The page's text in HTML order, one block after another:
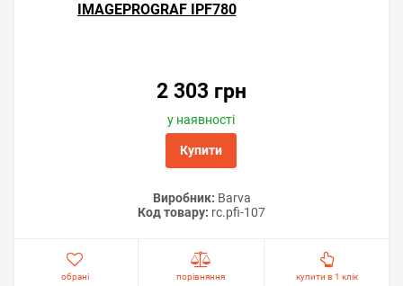
IMAGEPROGRAF IPF780
2 303 грн
у наявності
Купити
Виробник: Barva
Код товару: rc.pfi-107
обрані порівняння купити в 1 клік